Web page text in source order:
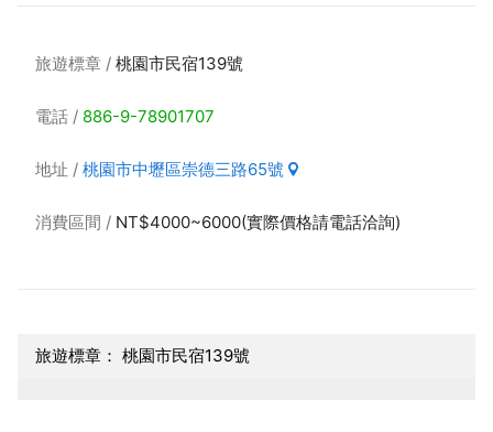
旅遊標章 桃園市民宿139號
電話 886-9-78901707
地址 桃園市中壢區崇德三路65號
消費區間 NT$4000~6000(實際價格請電話洽詢)
旅遊標章： 桃園市民宿139號